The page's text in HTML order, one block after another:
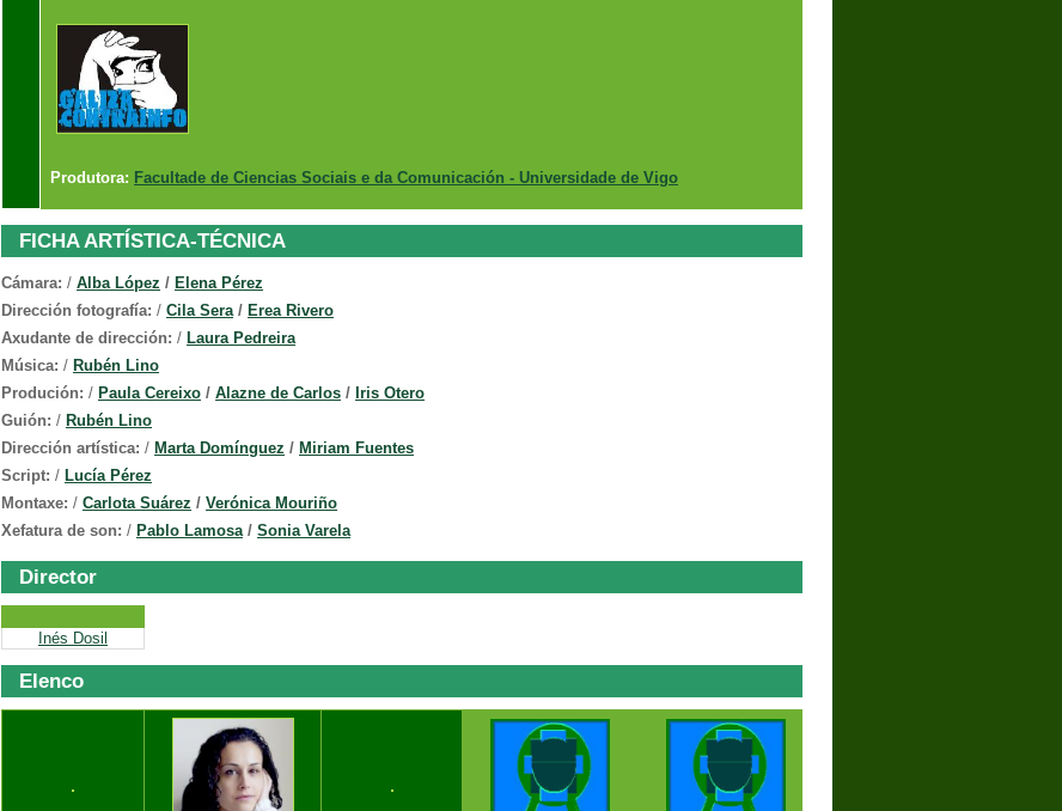
Produtora: Facultade de Ciencias Sociais e da Comunicación - Universidade de Vigo
FICHA ARTÍSTICA-TÉCNICA
Cámara: / Alba López / Elena Pérez
Dirección fotografía: / Cila Sera/ Erea Rivero
Axudante de dirección: / Laura Pedreira
Música: / Rubén Lino
Produción: / Paula Cereixo / Alazne de Carlos / Iris Otero
Guión: / Rubén Lino
Dirección artística: / Marta Domínguez / Miriam Fuentes
Script: / Lucía Pérez
Montaxe: / Carlota Suárez / Verónica Mouriño
Xefatura de son: / Pablo Lamosa/ Sonia Varela
Director
Inés Dosil
Elenco